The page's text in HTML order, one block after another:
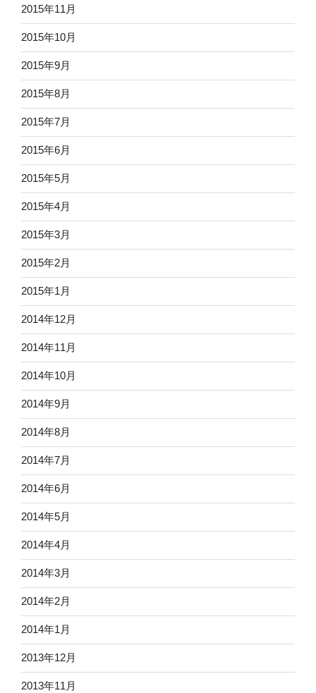
2015年11月
2015年10月
2015年9月
2015年8月
2015年7月
2015年6月
2015年5月
2015年4月
2015年3月
2015年2月
2015年1月
2014年12月
2014年11月
2014年10月
2014年9月
2014年8月
2014年7月
2014年6月
2014年5月
2014年4月
2014年3月
2014年2月
2014年1月
2013年12月
2013年11月